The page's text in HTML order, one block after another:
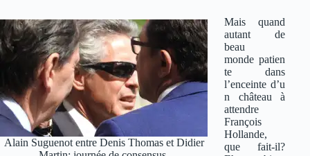
Alain Suguenot entre Denis Thomas et Didier
Mais quand
autant de
beau
monde patien
te dans
l’enceinte d’u
n château à
attendre
François
Hollande,
que fait-il?